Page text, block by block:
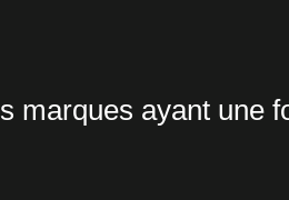
marques ayant une